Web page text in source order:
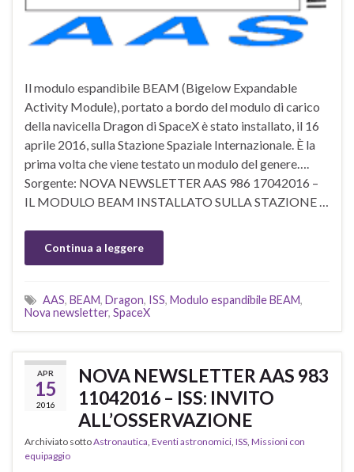
Il modulo espandibile BEAM (Bigelow Expandable
Activity Module), portato a bordo del modulo di carico
della navicella Dragon di SpaceX è stato installato, il 16
aprile 2016, sulla Stazione Spaziale Internazionale. È la
prima volta che viene testato un modulo del genere….
Sorgente: NOVA NEWSLETTER AAS 986 17042016 –
IL MODULO BEAM INSTALLATO SULLA STAZIONE …
Continua a leggere
AAS, BEAM, Dragon, ISS, Modulo espandibile BEAM,
Nova newsletter, SpaceX
APR
15
2016
NOVA NEWSLETTER AAS 983
11042016 – ISS: INVITO
ALL’OSSERVAZIONE
Archiviato sottoAstronautica, Eventi astronomici, ISS, Missioni con
equipaggio